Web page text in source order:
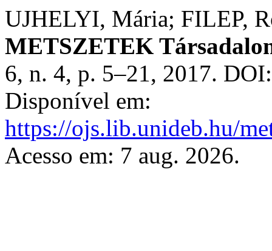
UJHELYI, Mária; FILEP,
METSZETEK
6, n. 4, p. 5–21, 2017.
Disponível em:
https://ojs.lib.unideb.hu/
Acesso em: 7 aug. 2026.